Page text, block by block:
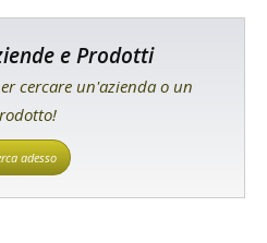
e Prodotti
cercare un'azienda o un
adesso